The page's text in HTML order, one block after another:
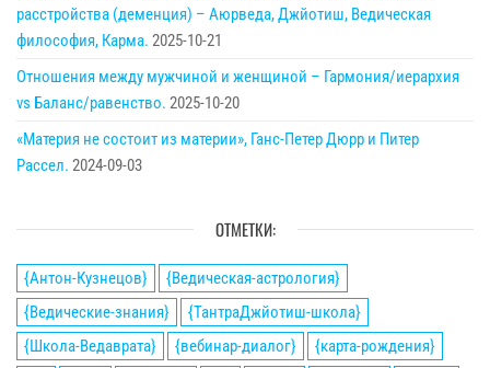
расстройства (деменция) – Аюрведа, Джйотиш, Ведическая
философия, Карма. 2025-10-21
Отношения между мужчиной и женщиной – Гармония/иерархия
vs Баланс/равенство. 2025-10-20
«Материя не состоит из материи», Ганс-Петер Дюрр и Питер
Рассел. 2024-09-03
ОТМЕТКИ:
{Антон-Кузнецов}
{Ведическая-астрология}
{Ведические-знания}
{ТантраДжйотиш-школа}
{Школа-Ведаврата}
{вебинар-диалог}
{карта-рождения}